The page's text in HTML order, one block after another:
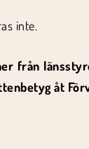
inte.
från
åt